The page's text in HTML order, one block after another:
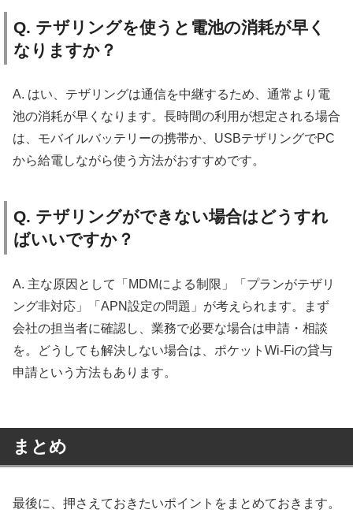
Q. テザリングを使うと電池の消耗が早く
なりますか？
A. はい、テザリングは通信を中継するため、通常より電
池の消耗が早くなります。長時間の利用が想定される場合
は、モバイルバッテリーの携帯か、USBテザリングでPC
から給電しながら使う方法がおすすめです。
Q. テザリングができない場合はどうすれ
ばいいですか？
A. 主な原因として「MDMによる制限」「プランがテザリ
ング非対応」「APN設定の問題」が考えられます。まず
会社の担当者に確認し、業務で必要な場合は申請・相談
を。どうしても解決しない場合は、ポケットWi-Fiの貸与
申請という方法もあります。
まとめ
最後に、押さえておきたいポイントをまとめておきます。